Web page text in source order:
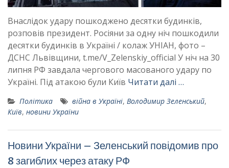
Внаслідок удару пошкоджено десятки будинків,
розповів президент. Росіяни за одну ніч пошкодили
десятки будинків в Україні / колаж УНІАН, фото –
ДСНС Львівщини, t.me/V_Zelenskiy_official У ніч на 30
липня РФ завдала чергового масованого удару по
Україні. Під атакою були Київ Читати далі …
Політика війна в Україні, Володимир Зеленський,
Київ, новини України
Новини України – Зеленський повідомив про
8 загиблих через атаку РФ